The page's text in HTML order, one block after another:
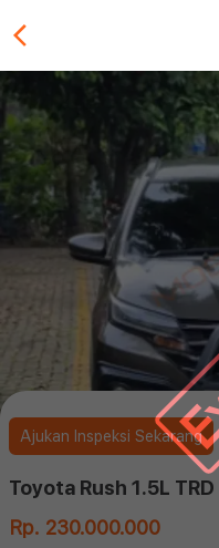
Ajukan Inspeksi Sekarang
Toyota Rush
Rp. 230.000.000